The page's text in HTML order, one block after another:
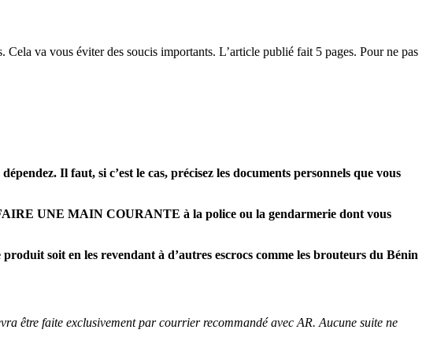
va vous éviter des soucis importants. L’article publié fait 5 pages. Pour ne pas
Il faut, si c’est le cas, précisez les documents personnels que vous
UNE MAIN COURANTE à la police ou la gendarmerie dont vous
soit en les revendant à d’autres escrocs comme les brouteurs du Bénin
être faite exclusivement par courrier recommandé avec AR. Aucune suite ne